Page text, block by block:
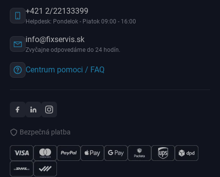
+421 2/22133399
Helpdesk: Pondelok - Piatok 09:00 - 16:00
info@fixservis.sk
Zvyčajne odpovedáme do 24 hodín.
Centrum pomoci / FAQ
Bezpečná platba